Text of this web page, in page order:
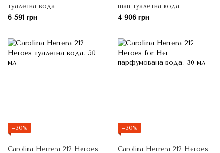
туалетна вода
6 591 грн
man туалетна вода
4 906 грн
−30%
Carolina Herrera 212 Heroes
−30%
Carolina Herrera 212 Heroes